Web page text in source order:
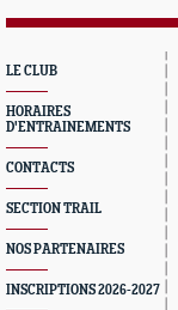
LE CLUB
HORAIRES
D'ENTRAINEMENTS
CONTACTS
SECTION TRAIL
NOS PARTENAIRES
INSCRIPTIONS 2026-2027